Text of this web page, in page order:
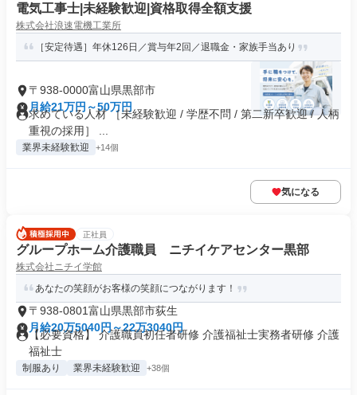
電気工事士|未経験歓迎|資格取得全額支援
株式会社浪速電機工業所
［安定待遇］年休126日／賞与年2回／退職金・家族手当あり
〒938-0000富山県黒部市
月給21万円～50万円
求めている人材 ［未経験歓迎 / 学歴不問 / 第二新卒歓迎 / 人柄
重視の採用］ ...
業界未経験歓迎 +14個
気になる
正社員
グループホーム介護職員 ニチイケアセンター黒部
株式会社ニチイ学館
あなたの笑顔がお客様の笑顔につながります！
〒938-0801富山県黒部市荻生
月給20万5040円～22万3040円
【必要資格】 介護職員初任者研修 介護福祉士実務者研修 介護
福祉士
制服あり 業界未経験歓迎 +38個